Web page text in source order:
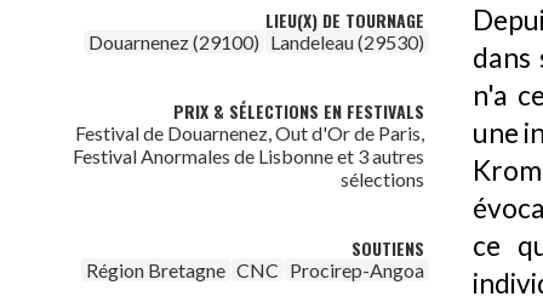
LIEU(X) DE TOURNAGE
Douarnenez (29100) Landeleau (29530)
PRIX & SÉLECTIONS EN FESTIVALS
Festival de Douarnenez, Out d'Or de Paris,
Festival Anormales de Lisbonne et 3 autres
sélections
SOUTIENS
Région Bretagne CNC Procirep-Angoa
dans
n'a
une
ce